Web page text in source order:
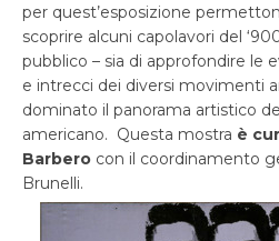
per quest’esposizione
scoprire alcuni capolavori del
pubblico – sia di approfondire le
e intrecci dei diversi movimenti
dominato il panorama artistico
americano. Questa mostra è
Barbero con il coordinamento
Brunelli.